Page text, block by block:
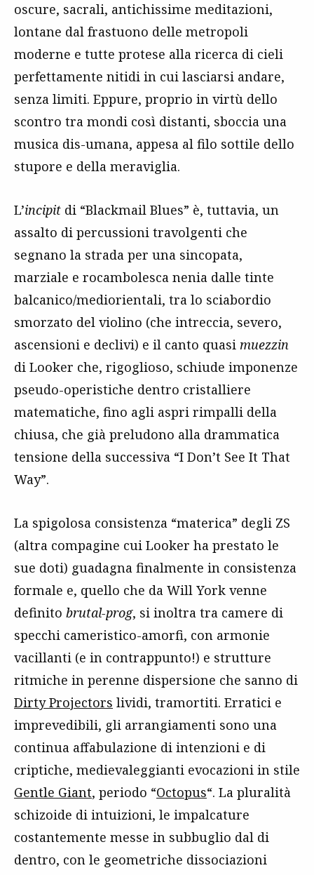
oscure, sacrali, antichissime meditazioni,
lontane dal frastuono delle metropoli
moderne e tutte protese alla ricerca di cieli
perfettamente nitidi in cui lasciarsi andare,
senza limiti. Eppure, proprio in virtù dello
scontro tra mondi così distanti, sboccia una
musica dis-umana, appesa al filo sottile dello
stupore e della meraviglia.
L’incipit di “Blackmail Blues” è, tuttavia, un
assalto di percussioni travolgenti che
segnano la strada per una sincopata,
marziale e rocambolesca nenia dalle tinte
balcanico/mediorientali, tra lo sciabordio
smorzato del violino (che intreccia, severo,
ascensioni e declivi) e il canto quasi muezzin
di Looker che, rigoglioso, schiude imponenze
pseudo-operistiche dentro cristalliere
matematiche, fino agli aspri rimpalli della
chiusa, che già preludono alla drammatica
tensione della successiva “I Don’t See It That
Way”.
La spigolosa consistenza “materica” degli ZS
(altra compagine cui Looker ha prestato le
sue doti) guadagna finalmente in consistenza
formale e, quello che da Will York venne
definito brutal-prog, si inoltra tra camere di
specchi cameristico-amorfi, con armonie
vacillanti (e in contrappunto!) e strutture
ritmiche in perenne dispersione che sanno di
Dirty Projectors lividi, tramortiti. Erratici e
imprevedibili, gli arrangiamenti sono una
continua affabulazione di intenzioni e di
criptiche, medievaleggianti evocazioni in stile
Gentle Giant, periodo “Octopus“. La pluralità
schizoide di intuizioni, le impalcature
costantemente messe in subbuglio dal di
dentro, con le geometriche dissociazioni